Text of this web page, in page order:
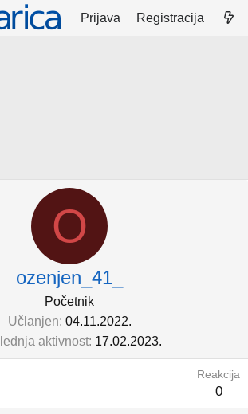
Prijava Registracija
O
ozenjen_41_
Početnik
Učlanjen 04.11.2022.
aktivnost 17.02.2023.
Reakcija
0